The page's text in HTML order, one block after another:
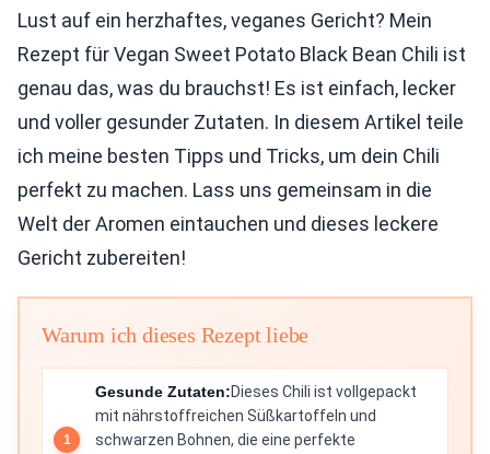
Lust auf ein herzhaftes, veganes Gericht? Mein
Rezept für Vegan Sweet Potato Black Bean Chili ist
genau das, was du brauchst! Es ist einfach, lecker
und voller gesunder Zutaten. In diesem Artikel teile
ich meine besten Tipps und Tricks, um dein Chili
perfekt zu machen. Lass uns gemeinsam in die
Welt der Aromen eintauchen und dieses leckere
Gericht zubereiten!
Warum ich dieses Rezept liebe
Gesunde Zutaten:Dieses Chili ist vollgepackt
mit nährstoffreichen Süßkartoffeln und
schwarzen Bohnen, die eine perfekte